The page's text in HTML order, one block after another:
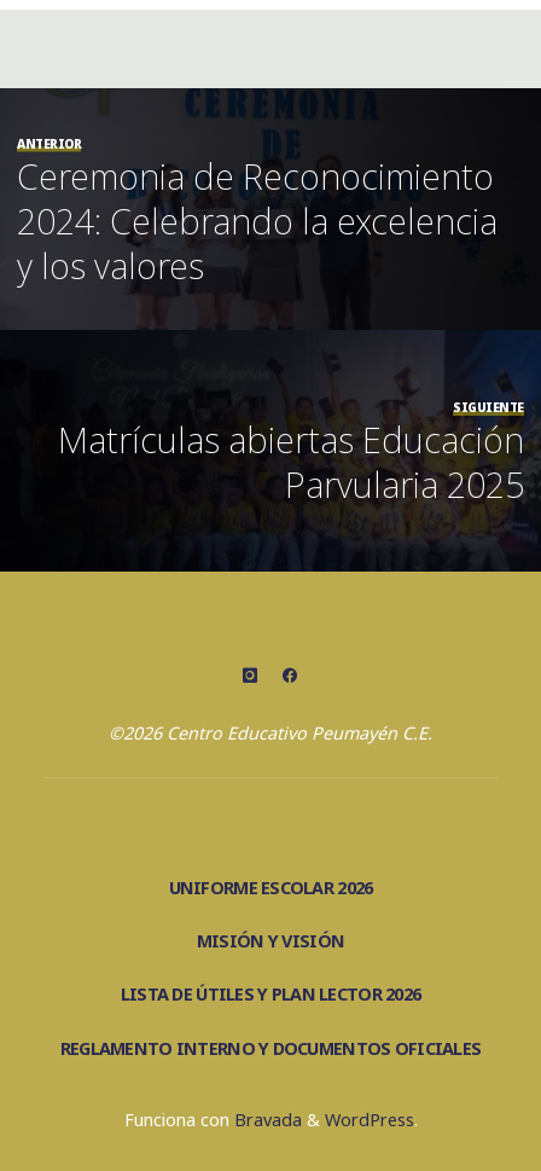
ANTERIOR
Ceremonia de Reconocimiento
2024: Celebrando la excelencia
y los valores
SIGUIENTE
Matrículas abiertas Educación
Parvularia 2025
©2026 Centro Educativo Peumayén C.E.
UNIFORME ESCOLAR 2026
MISIÓN Y VISIÓN
LISTA DE ÚTILES Y PLAN LECTOR 2026
REGLAMENTO INTERNO Y DOCUMENTOS OFICIALES
Funciona con Bravada & WordPress.